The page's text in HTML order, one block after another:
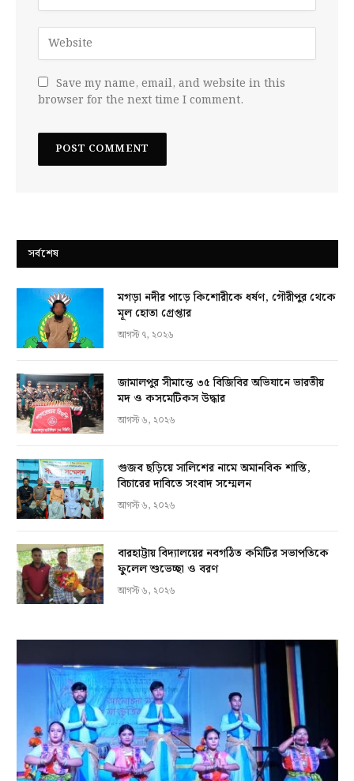
Save my name, email, and website in this
browser for the next time I comment.
সর্বশেষ
মগড়া নদীর পাড়ে কিশোরীকে ধর্ষণ, গৌরীপুর থেকে
মূল হোতা গ্রেপ্তার
আগস্ট ৭, ২০২৬
জামালপুর সীমান্তে ৩৫ বিজিবির অভিযানে ভারতীয়
মদ ও কসমেটিকস উদ্ধার
আগস্ট ৬, ২০২৬
গুজব ছড়িয়ে সালিশের নামে অমানবিক শাস্তি,
বিচারের দাবিতে সংবাদ সম্মেলন
আগস্ট ৬, ২০২৬
বারহাট্টায় বিদ্যালয়ের নবগঠিত কমিটির সভাপতিকে
ফুলেল শুভেচ্ছা ও বরণ
আগস্ট ৬, ২০২৬